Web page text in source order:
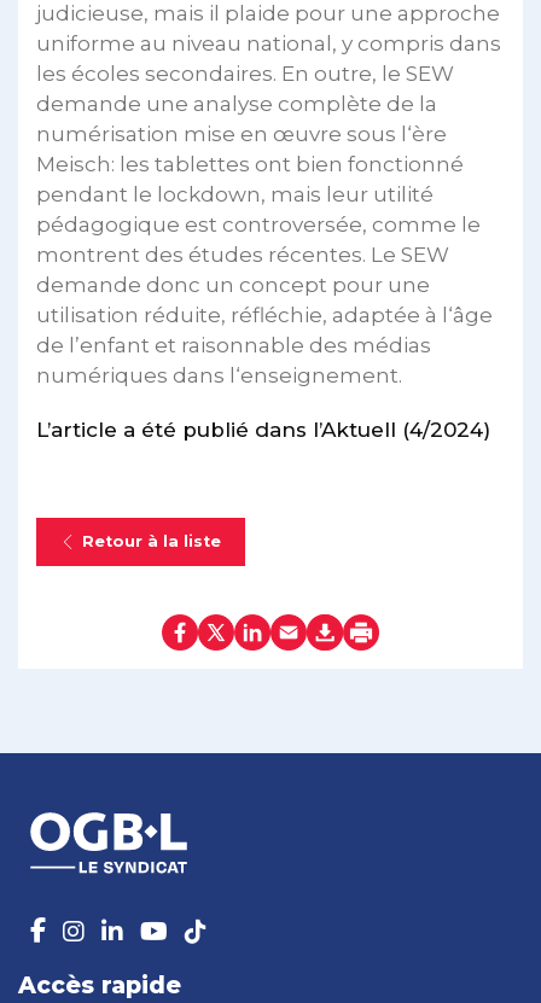
judicieuse, mais il plaide pour une approche
uniforme au niveau national, y compris dans
les écoles secondaires. En outre, le SEW
demande une analyse complète de la
numérisation mise en œuvre sous l‘ère
Meisch: les tablettes ont bien fonctionné
pendant le lockdown, mais leur utilité
pédagogique est controversée, comme le
montrent des études récentes. Le SEW
demande donc un concept pour une
utilisation réduite, réfléchie, adaptée à l‘âge
de l’enfant et raisonnable des médias
numériques dans l‘enseignement.
L’article a été publié dans l’Aktuell (4/2024)
Retour à la liste
Accès rapide